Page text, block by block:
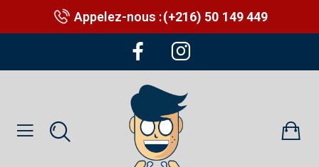
Appelez-nous :(+216) 50 149 449